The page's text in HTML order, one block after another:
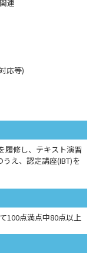
連
応等)
履修し、テキスト演習
え、認定講座(IBT)を
100点満点中80点以上